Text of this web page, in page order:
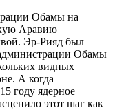
Обамы на
Аравию
Эр-Рияд был
Обамы
видных
А когда
году ядерное
этот шаг как